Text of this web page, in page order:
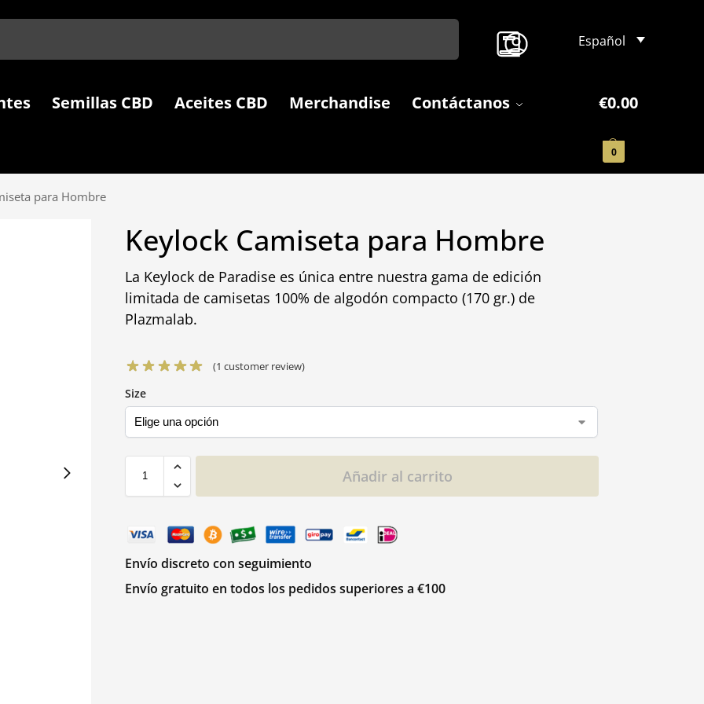
Español
Semillas CBD Aceites CBD Merchandise Contáctanos €0.00
0
para Hombre
Keylock Camiseta para Hombre
La Keylock de Paradise es única entre nuestra gama de edición
limitada de camisetas 100% de algodón compacto (170 gr.) de
Plazmalab.
(1 customer review)
Size
Añadir al carrito
Envío discreto con seguimiento
Envío gratuito en todos los pedidos superiores a €100